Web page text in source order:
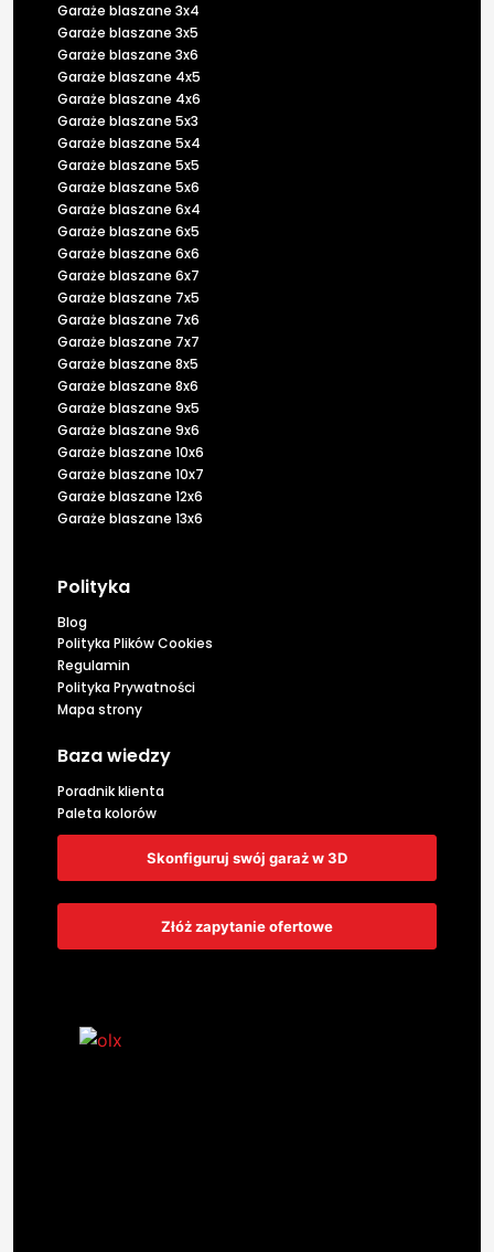
Garaże blaszane 3x4
Garaże blaszane 3x5
Garaże blaszane 3x6
Garaże blaszane 4x5
Garaże blaszane 4x6
Garaże blaszane 5x3
Garaże blaszane 5x4
Garaże blaszane 5x5
Garaże blaszane 5x6
Garaże blaszane 6x4
Garaże blaszane 6x5
Garaże blaszane 6x6
Garaże blaszane 6x7
Garaże blaszane 7x5
Garaże blaszane 7x6
Garaże blaszane 7x7
Garaże blaszane 8x5
Garaże blaszane 8x6
Garaże blaszane 9x5
Garaże blaszane 9x6
Garaże blaszane 10x6
Garaże blaszane 10x7
Garaże blaszane 12x6
Garaże blaszane 13x6
Polityka
Blog
Polityka Plików Cookies
Regulamin
Polityka Prywatności
Mapa strony
Baza wiedzy
Poradnik klienta
Paleta kolorów
Skonfiguruj swój garaż w 3D
Złóż zapytanie ofertowe